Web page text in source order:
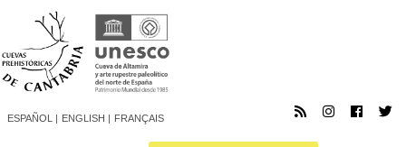
ESPAÑOL ENGLISH FRANÇAIS